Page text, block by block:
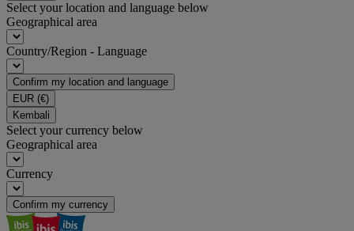
Select your location and language below
Geographical area
Country/Region - Language
Confirm my location and language
EUR (€)
Kembali
Select your currency below
Geographical area
Currency
Confirm my currency